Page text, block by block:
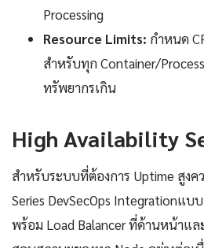
Processing
Resource Limits: กำหนด
สำหรับทุก Container/
ทรัพยากรเกิน
High Availability
สำหรับระบบที่ต้องการ Uptime สูงค
Series DevSecOps Integrationแบ
พร้อม Load Balancer ที่ด้านหน้าแล